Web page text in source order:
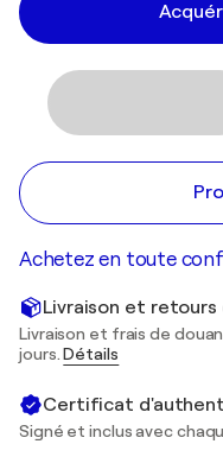
Achetez en toute
Livraison et
Livraison et frais de
jours.Détails
Certificat
Signé et inclus avec